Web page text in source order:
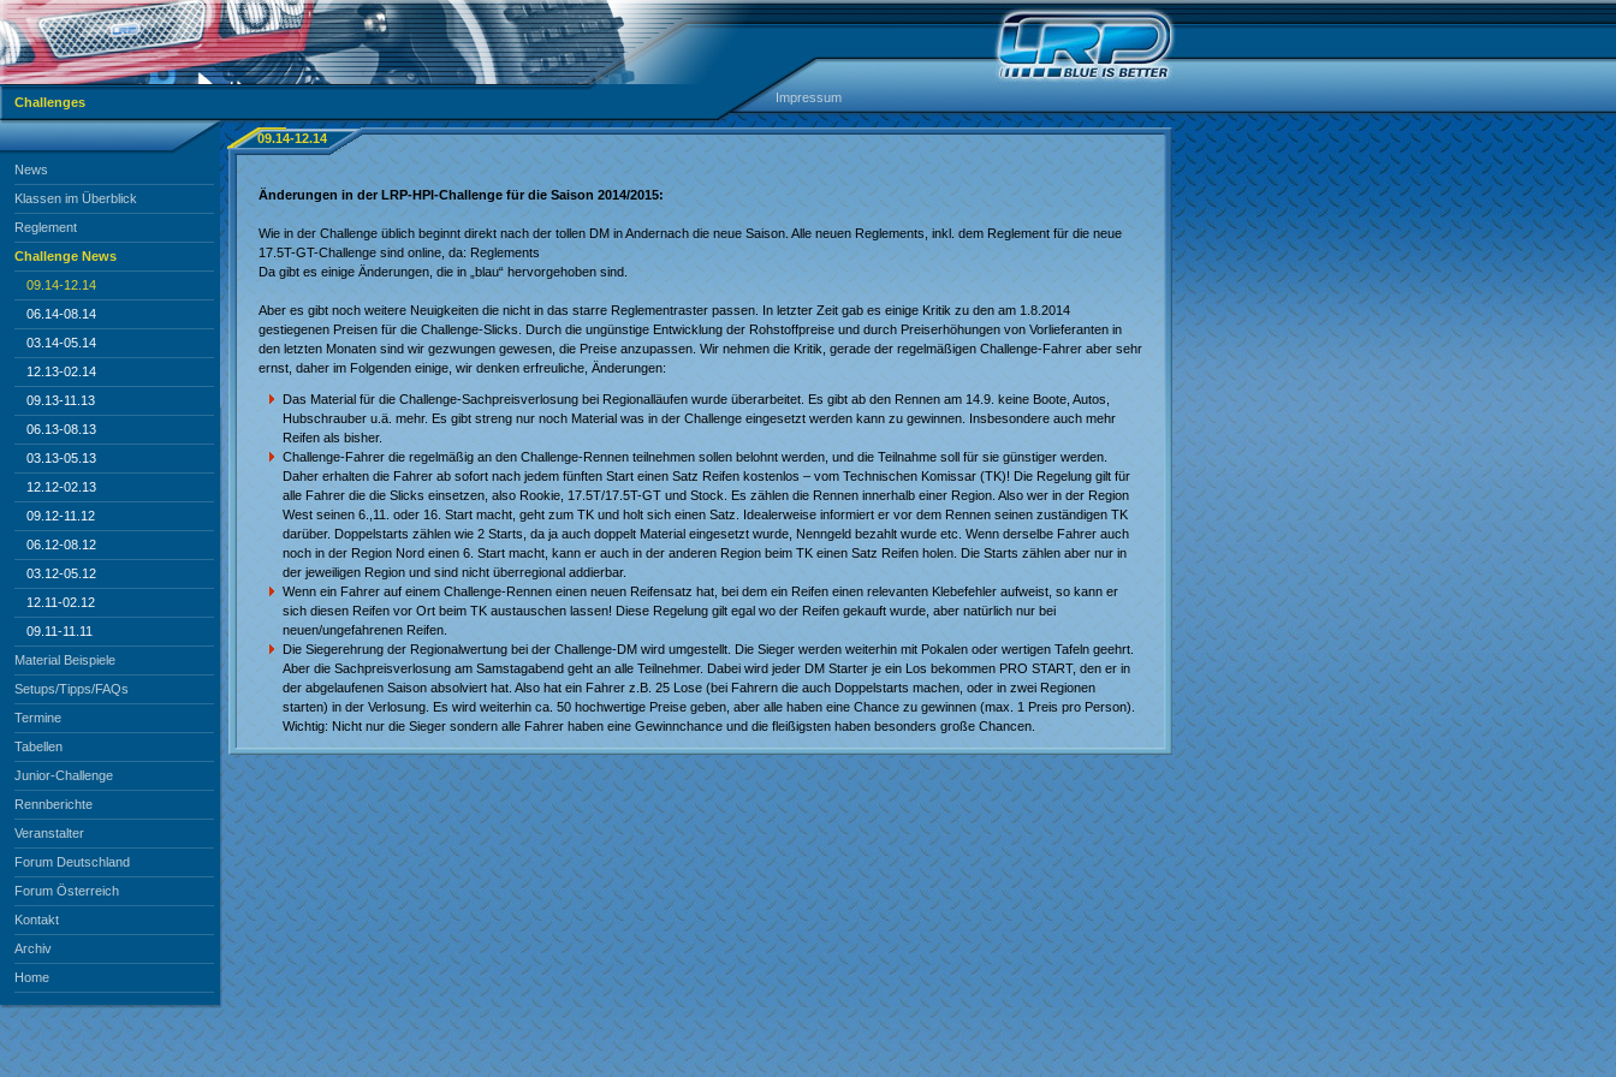
Challenges Impressum
News
Klassen im Überblick
Reglement
Challenge News
09.14-12.14
06.14-08.14
03.14-05.14
12.13-02.14
09.13-11.13
06.13-08.13
03.13-05.13
12.12-02.13
09.12-11.12
06.12-08.12
03.12-05.12
12.11-02.12
09.11-11.11
Material Beispiele
Setups/Tipps/FAQs
Termine
Tabellen
Junior-Challenge
Rennberichte
Veranstalter
Forum Deutschland
Forum Österreich
Kontakt
Archiv
Home
09.14-12.14
Änderungen in der LRP-HPI-Challenge für die Saison 2014/2015:
Wie in der Challenge üblich beginnt direkt nach der tollen DM in Andernach die neue Saison. Alle neuen Reglements, inkl. dem Reglement für die neue
17.5T-GT-Challenge sind online, da: Reglements
Da gibt es einige Änderungen, die in „blau“ hervorgehoben sind.
Aber es gibt noch weitere Neuigkeiten die nicht in das starre Reglementraster passen. In letzter Zeit gab es einige Kritik zu den am 1.8.2014
gestiegenen Preisen für die Challenge-Slicks. Durch die ungünstige Entwicklung der Rohstoffpreise und durch Preiserhöhungen von Vorlieferanten in
den letzten Monaten sind wir gezwungen gewesen, die Preise anzupassen. Wir nehmen die Kritik, gerade der regelmäßigen Challenge-Fahrer aber sehr
ernst, daher im Folgenden einige, wir denken erfreuliche, Änderungen:
Das Material für die Challenge-Sachpreisverlosung bei Regionalläufen wurde überarbeitet. Es gibt ab den Rennen am 14.9. keine Boote, Autos,
Hubschrauber u.ä. mehr. Es gibt streng nur noch Material was in der Challenge eingesetzt werden kann zu gewinnen. Insbesondere auch mehr
Reifen als bisher.
Challenge-Fahrer die regelmäßig an den Challenge-Rennen teilnehmen sollen belohnt werden, und die Teilnahme soll für sie günstiger werden.
Daher erhalten die Fahrer ab sofort nach jedem fünften Start einen Satz Reifen kostenlos – vom Technischen Komissar (TK)! Die Regelung gilt für
alle Fahrer die die Slicks einsetzen, also Rookie, 17.5T/17.5T-GT und Stock. Es zählen die Rennen innerhalb einer Region. Also wer in der Region
West seinen 6.,11. oder 16. Start macht, geht zum TK und holt sich einen Satz. Idealerweise informiert er vor dem Rennen seinen zuständigen TK
darüber. Doppelstarts zählen wie 2 Starts, da ja auch doppelt Material eingesetzt wurde, Nenngeld bezahlt wurde etc. Wenn derselbe Fahrer auch
noch in der Region Nord einen 6. Start macht, kann er auch in der anderen Region beim TK einen Satz Reifen holen. Die Starts zählen aber nur in
der jeweiligen Region und sind nicht überregional addierbar.
Wenn ein Fahrer auf einem Challenge-Rennen einen neuen Reifensatz hat, bei dem ein Reifen einen relevanten Klebefehler aufweist, so kann er
sich diesen Reifen vor Ort beim TK austauschen lassen! Diese Regelung gilt egal wo der Reifen gekauft wurde, aber natürlich nur bei
neuen/ungefahrenen Reifen.
Die Siegerehrung der Regionalwertung bei der Challenge-DM wird umgestellt. Die Sieger werden weiterhin mit Pokalen oder wertigen Tafeln geehrt.
Aber die Sachpreisverlosung am Samstagabend geht an alle Teilnehmer. Dabei wird jeder DM Starter je ein Los bekommen PRO START, den er in
der abgelaufenen Saison absolviert hat. Also hat ein Fahrer z.B. 25 Lose (bei Fahrern die auch Doppelstarts machen, oder in zwei Regionen
starten) in der Verlosung. Es wird weiterhin ca. 50 hochwertige Preise geben, aber alle haben eine Chance zu gewinnen (max. 1 Preis pro Person).
Wichtig: Nicht nur die Sieger sondern alle Fahrer haben eine Gewinnchance und die fleißigsten haben besonders große Chancen.